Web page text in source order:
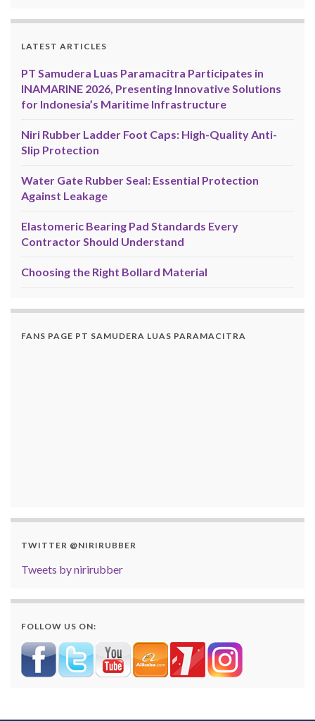
LATEST ARTICLES
PT Samudera Luas Paramacitra Participates in
INAMARINE 2026, Presenting Innovative Solutions
for Indonesia’s Maritime Infrastructure
Niri Rubber Ladder Foot Caps: High-Quality Anti-
Slip Protection
Water Gate Rubber Seal: Essential Protection
Against Leakage
Elastomeric Bearing Pad Standards Every
Contractor Should Understand
Choosing the Right Bollard Material
FANS PAGE PT SAMUDERA LUAS PARAMACITRA
TWITTER @NIRIRUBBER
Tweets by nirirubber
FOLLOW US ON: